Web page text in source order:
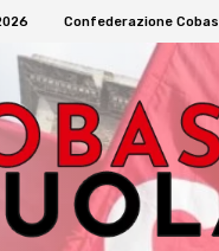
Confederazione Cobas